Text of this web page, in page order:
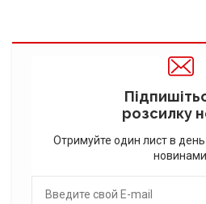
розсилку
Отримуйте один лист в